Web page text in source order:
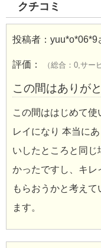
クチコミ
投稿者： yuu*o*06*9
評価： （総合：0,サー
この間はありが
この間ははじめて
レイになり 本当に
いしたところと同
かったですし、キレ
もらおうかと考え
ます。